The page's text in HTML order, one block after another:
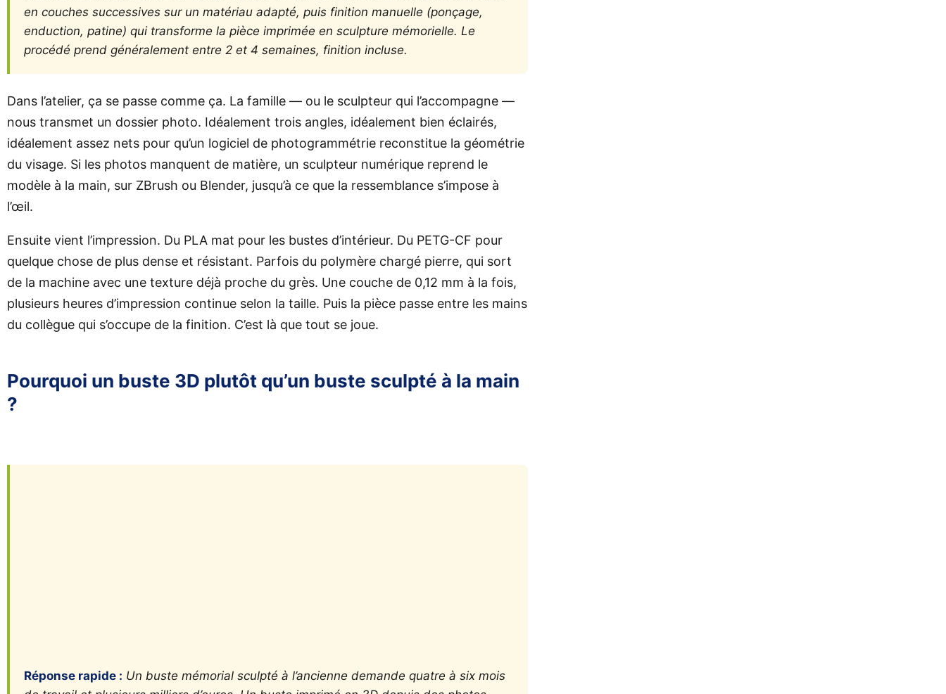
en couches successives sur un matériau adapté, puis finition manuelle (ponçage,
enduction, patine) qui transforme la pièce imprimée en sculpture mémorielle. Le
procédé prend généralement entre 2 et 4 semaines, finition incluse.
Dans l’atelier, ça se passe comme ça. La famille — ou le sculpteur qui l’accompagne —
nous transmet un dossier photo. Idéalement trois angles, idéalement bien éclairés,
idéalement assez nets pour qu’un logiciel de photogrammétrie reconstitue la géométrie
du visage. Si les photos manquent de matière, un sculpteur numérique reprend le
modèle à la main, sur ZBrush ou Blender, jusqu’à ce que la ressemblance s’impose à
l’œil.
Ensuite vient l’impression. Du PLA mat pour les bustes d’intérieur. Du PETG-CF pour
quelque chose de plus dense et résistant. Parfois du polymère chargé pierre, qui sort
de la machine avec une texture déjà proche du grès. Une couche de 0,12 mm à la fois,
plusieurs heures d’impression continue selon la taille. Puis la pièce passe entre les mains
du collègue qui s’occupe de la finition. C’est là que tout se joue.
Pourquoi un buste 3D plutôt qu’un buste sculpté à la main
?
Réponse rapide : Un buste mémorial sculpté à l’ancienne demande quatre à six mois